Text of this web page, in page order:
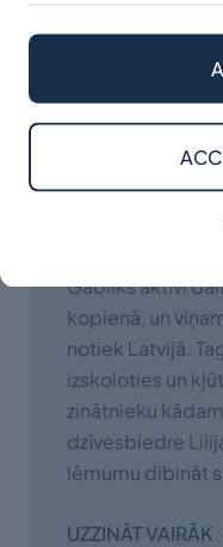
Profesora
2014.gada
Gablika
Gabliks aktīvi
kopienā, un
notiek Latvijā.
izskoloties un
zinātnieku
dzīvesbiedre
lēmumu dibināt
UZZINĀT VAIRĀK